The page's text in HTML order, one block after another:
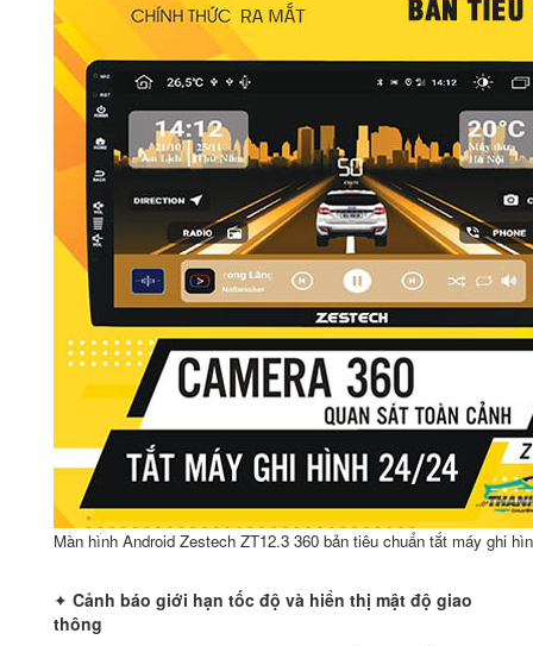
Màn hình Android Zestech ZT12.3 360 bản tiêu chuẩn tắt máy ghi
✦ Cảnh báo giới hạn tốc độ và hiển thị mật độ giao
thông